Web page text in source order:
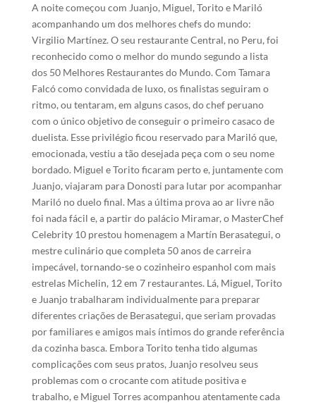
A noite começou com Juanjo, Miguel, Torito e Mariló
acompanhando um dos melhores chefs do mundo:
Virgilio Martínez. O seu restaurante Central, no Peru, foi
reconhecido como o melhor do mundo segundo a lista
dos 50 Melhores Restaurantes do Mundo. Com Tamara
Falcó como convidada de luxo, os finalistas seguiram o
ritmo, ou tentaram, em alguns casos, do chef peruano
com o único objetivo de conseguir o primeiro casaco de
duelista. Esse privilégio ficou reservado para Mariló que,
emocionada, vestiu a tão desejada peça com o seu nome
bordado. Miguel e Torito ficaram perto e, juntamente com
Juanjo, viajaram para Donosti para lutar por acompanhar
Mariló no duelo final. Mas a última prova ao ar livre não
foi nada fácil e, a partir do palácio Miramar, o MasterChef
Celebrity 10 prestou homenagem a Martín Berasategui, o
mestre culinário que completa 50 anos de carreira
impecável, tornando-se o cozinheiro espanhol com mais
estrelas Michelin, 12 em 7 restaurantes. Lá, Miguel, Torito
e Juanjo trabalharam individualmente para preparar
diferentes criações de Berasategui, que seriam provadas
por familiares e amigos mais íntimos do grande referência
da cozinha basca. Embora Torito tenha tido algumas
complicações com seus pratos, Juanjo resolveu seus
problemas com o crocante com atitude positiva e
trabalho, e Miguel Torres acompanhou atentamente cada